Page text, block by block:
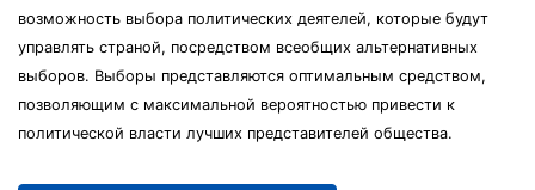
возможность выбора политических деятелей, которые будут
управлять страной, посредством всеобщих альтернативных
выборов. Выборы представляются оптимальным средством,
позволяющим с максимальной вероятностью привести к
политической власти лучших представителей общества.